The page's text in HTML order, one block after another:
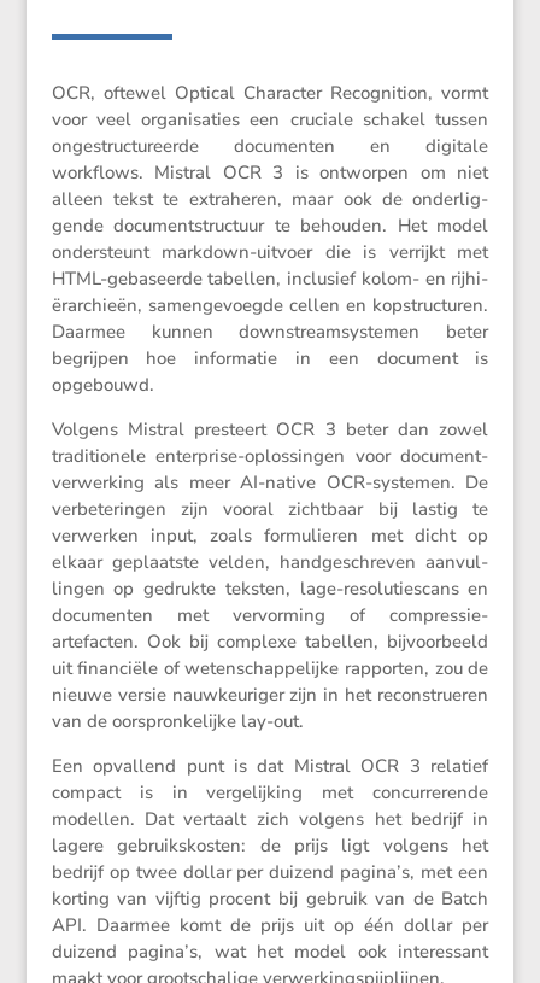
OCR, oftewel Optical Character Recog­ni­tion, vormt
voor veel organi­sa­ties een cruciale schakel tussen
ongestruc­tu­reerde documenten en digitale
workflows. Mistral OCR 3 is ontworpen om niet
alleen tekst te extra­heren, maar ook de onder­lig­
gende document­struc­tuur te behouden. Het model
onder­steunt markdown-uitvoer die is verrijkt met
HTML-gebaseerde tabellen, inclu­sief kolom- en rijhi­
ë­rar­chieën, samen­ge­voegde cellen en kopstruc­turen.
Daarmee kunnen downstream­sys­temen beter
begrijpen hoe infor­matie in een document is
opgebouwd.
Volgens Mistral presteert OCR 3 beter dan zowel
tradi­ti­o­nele enter­prise-oplos­singen voor document­
ver­wer­king als meer AI-native OCR-systemen. De
verbe­te­ringen zijn vooral zicht­baar bij lastig te
verwerken input, zoals formu­lieren met dicht op
elkaar geplaatste velden, handge­schreven aanvul­
lingen op gedrukte teksten, lage-resolu­ties­cans en
documenten met vervor­ming of compressie-
artefacten. Ook bij complexe tabellen, bijvoor­beeld
uit finan­ciële of weten­schap­pe­lijke rapporten, zou de
nieuwe versie nauwkeu­riger zijn in het recon­stru­eren
van de oorspron­ke­lijke lay-out.
Een opval­lend punt is dat Mistral OCR 3 relatief
compact is in verge­lij­king met concur­re­rende
modellen. Dat vertaalt zich volgens het bedrijf in
lagere gebruiks­kosten: de prijs ligt volgens het
bedrijf op twee dollar per duizend pagina’s, met een
korting van vijftig procent bij gebruik van de Batch
API. Daarmee komt de prijs uit op één dollar per
duizend pagina’s, wat het model ook interes­sant
maakt voor groot­scha­lige verwerkingspijplijnen.